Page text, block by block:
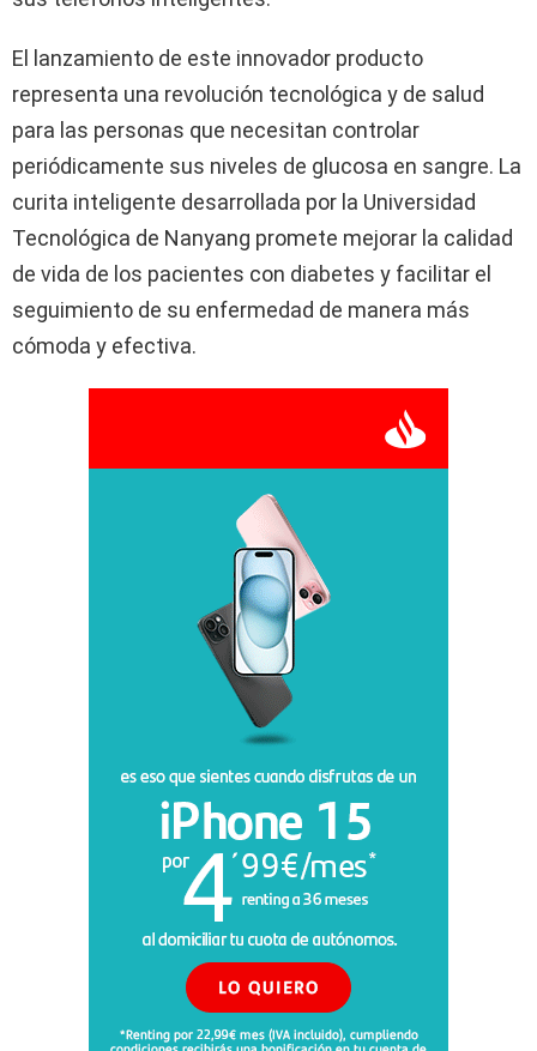
El lanzamiento de este innovador producto
representa una revolución tecnológica y de salud
para las personas que necesitan controlar
periódicamente sus niveles de glucosa en sangre. La
curita inteligente desarrollada por la Universidad
Tecnológica de Nanyang promete mejorar la calidad
de vida de los pacientes con diabetes y facilitar el
seguimiento de su enfermedad de manera más
cómoda y efectiva.